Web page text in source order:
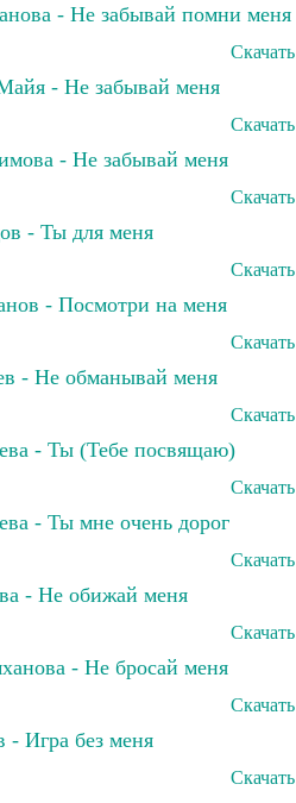
- Не забывай помни меня
Скачать
- Не забывай меня
Скачать
- Не забывай меня
Скачать
- Ты для меня
Скачать
- Посмотри на меня
Скачать
- Не обманывай меня
Скачать
- Ты (Тебе посвящаю)
Скачать
- Ты мне очень дорог
Скачать
- Не обижай меня
Скачать
- Не бросай меня
Скачать
- Игра без меня
Скачать